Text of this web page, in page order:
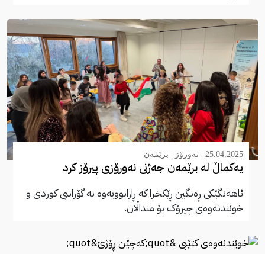
25.04.2025 | نەورۆز برێمەن
یەکماڵ لە برێمەن جەژنی نەورۆزی پیرۆز کرد
ئاهەنگێکی ڕەنگین ڕێکخرا کە ڕازابوویەوە بە گۆرانیی کوردی و
خوێندنەوەی چیرۆک بۆ منداڵان.